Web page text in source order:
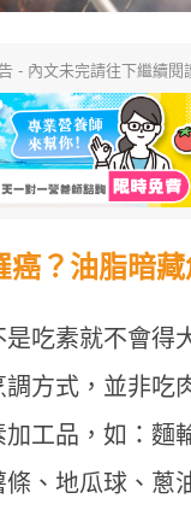
- 內文未完請往下繼續閱
癌？油脂暗
吃素就不會得
方式，並非吃
工品，如：麵
、地瓜球、蔥